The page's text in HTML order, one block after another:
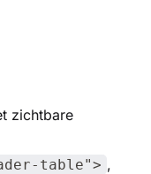
zichtbare
table"> ,